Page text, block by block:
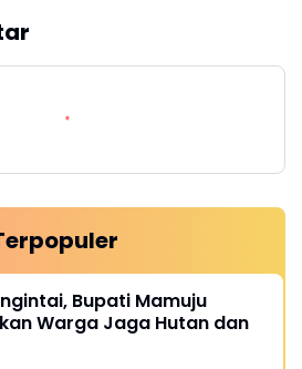
Bupati Mamuju
Warga Jaga Hutan dan